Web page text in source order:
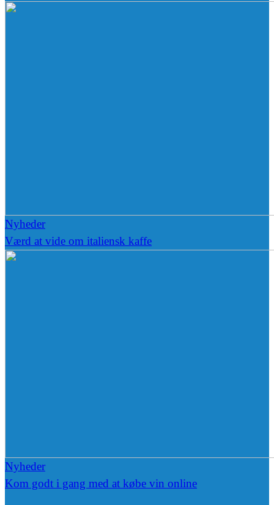
Nyheder
Værd at vide om italiensk kaffe
Nyheder
Kom godt i gang med at købe vin online